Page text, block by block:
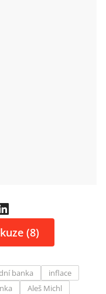
(8)
banka
inflace
Aleš Michl